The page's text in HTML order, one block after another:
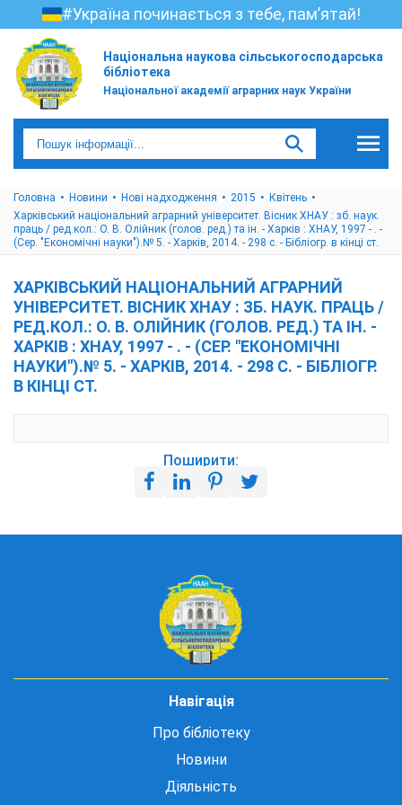
#Україна починається з тебе, пам’ятай!
Національна наукова сільськогосподарська
бібліотека
Національної академії аграрних наук України
Головна Новини Нові надходження 2015
Квітень
Харківський національний аграрний університет. Вісник ХНАУ : зб. наук.
праць / ред.кол.: О. В. Олійник (голов. ред.) та ін. - Харків : ХНАУ, 1997 - . -
(Сер. "Економічні науки").№ 5. - Харків, 2014. - 298 с. - Бібліогр. в кінці ст.
ХАРКІВСЬКИЙ НАЦІОНАЛЬНИЙ АГРАРНИЙ
УНІВЕРСИТЕТ. ВІСНИК ХНАУ : ЗБ. НАУК. ПРАЦЬ /
РЕД.КОЛ.: О. В. ОЛІЙНИК (ГОЛОВ. РЕД.) ТА ІН. -
ХАРКІВ : ХНАУ, 1997 - . - (СЕР. "ЕКОНОМІЧНІ
НАУКИ").№ 5. - ХАРКІВ, 2014. - 298 С. - БІБЛІОГР.
В КІНЦІ СТ.
Поширити:
Навігація
Про бібліотеку
Новини
Діяльність